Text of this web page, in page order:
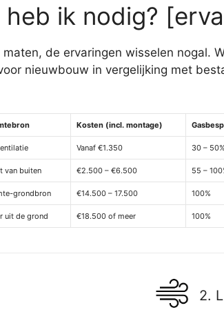
ik nodig?
de ervaringen wisselen nogal.
nieuwbouw in vergelijking met
Kosten (incl. montage)
Vanaf €1.350 30 – 50%
van buiten €2.500 – €6.500 55 –
grondbron €14.500 – 17.500 100%
uit de grond €18.500 of meer 100%
2.